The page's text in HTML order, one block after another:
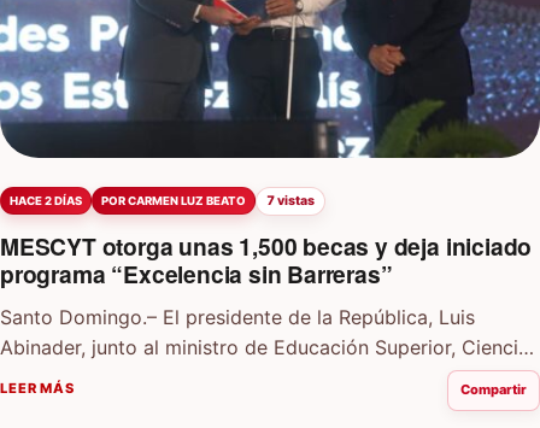
HACE 2 DÍAS POR CARMEN LUZ BEATO 7 vistas
MESCYT otorga unas 1,500 becas y deja iniciado
programa “Excelencia sin Barreras”
Santo Domingo.– El presidente de la República, Luis
Abinader, junto al ministro de Educación Superior, Ciencia
y Tecnología (MESCyT), Rafael Santos Badía,…
LEER MÁS Compartir